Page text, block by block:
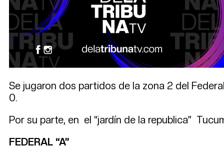
Se jugaron dos partidos de la zona 2 del
0.
Por su parte, en el “jardín de la republica”
FEDERAL “A”